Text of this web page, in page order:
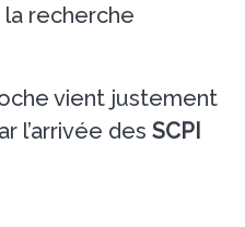
la recherche
vient justement
l’arrivée des SCPI